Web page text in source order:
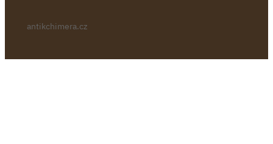
antikchimera.cz